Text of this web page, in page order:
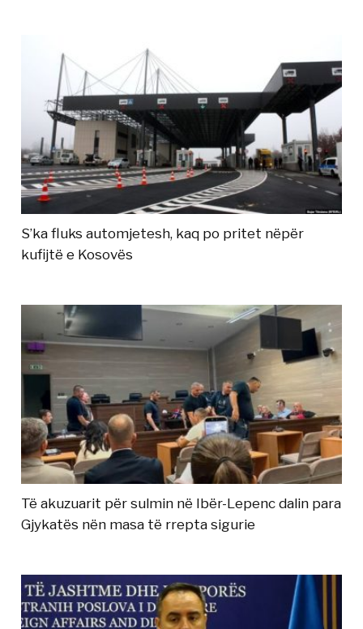
S’ka fluks automjetesh, kaq po pritet nëpër
kufijtë e Kosovës
Të akuzuarit për sulmin në Ibër-Lepenc dalin para
Gjykatës nën masa të rrepta sigurie